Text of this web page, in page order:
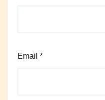
Email *